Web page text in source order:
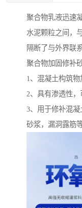
聚合物乳液迅速
水泥颗粒之间，
隔断了与外界联
聚合物加固修补
1、混凝土构筑物
2、具有渗透性，
3、用于修补混
砂浆，漏洞露筋